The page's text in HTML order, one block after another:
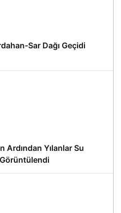
Sar Dağı Geçidi
Ardından Yılanlar Su